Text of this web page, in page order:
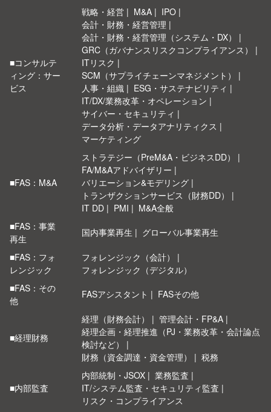
■コンサルテ
ィング：サー
ビス
戦略・経営 M&A
IPO
会計・財務・経営管理
会計・財務・経営管理（システム・DX）
GRC（ガバナンスリスクコンプライアンス）
ITリスク
SCM（サプライチェーンマネジメント）
人事・組織
ESG・サステナビリティ
IT/DX/業務改革・オペレーション
サイバー・セキュリティ
データ分析・データアナリティクス
マーケティング
■FAS：M&A
ストラテジー（PreM&A・ビジネスDD）
FA/M&Aアドバイザリー
バリエーション&モデリング
トランザクションサービス（財務DD）
IT DD
PMI
M&A全般
■FAS：事業
再生
国内事業再生 グローバル事業再生
■FAS：フォ
レンジック
フォレンジック（会計）
フォレンジック（デジタル）
■FAS：その
他
FASアシスタント FASその他
■経理財務
経理（財務会計）
管理会計・FP&A
経理企画・経理推進（PJ・業務改革・会計論点
検討など）
財務（資金調達・資金管理）
税務
■内部監査
内部統制・JSOX
業務監査
IT/システム監査・セキュリティ監査
リスク・コンプライアンス